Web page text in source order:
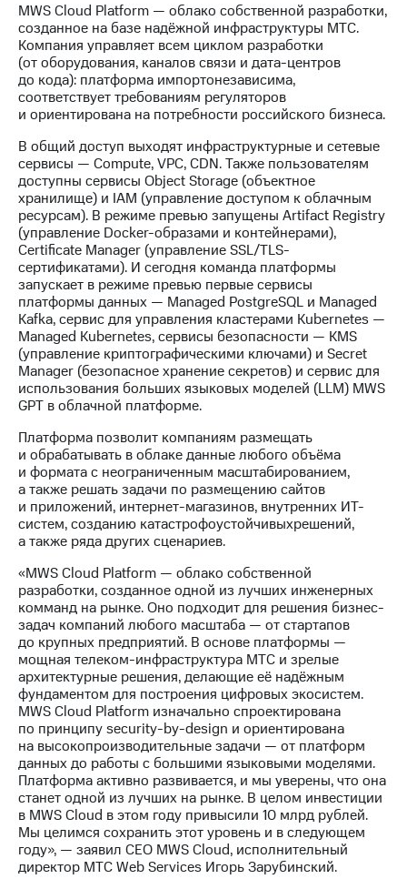
Интервью
Финансовая
отчетность
Контакты
Новости
в
регионе
и акционерам
Корпоративное
управление
Корпоративный
секретарь
Раскрытие
информации
Информация
акционерам
Документы
ПАО
"МТС"
Собрания
акционеров
Личный
кабинет
акционера
Акционерный
капитал
Контроль
и
аудит
Рынок
акций
Описание
Программа
приобретения
Порядок
выкупа
акций
Дивиденды
Рынок
облигаций
Описание
Еврооблигации-2023
MWS Cloud Platform — облако собственной разработки,
созданное на базе надёжной инфраструктуры МТС.
Компания управляет всем циклом разработки
(от оборудования, каналов связи и дата-центров
до кода): платформа импортонезависима,
соответствует требованиям регуляторов
и ориентирована на потребности российского бизнеса.
В общий доступ выходят инфраструктурные и сетевые
сервисы — Compute, VPC, CDN. Также пользователям
доступны сервисы Object Storage (объектное
хранилище) и IAM (управление доступом к облачным
ресурсам). В режиме превью запущены Artifact Registry
(управление Docker-образами и контейнерами),
Certificate Manager (управление SSL/TLS-
сертификатами). И сегодня команда платформы
запускает в режиме превью первые сервисы
платформы данных — Managed PostgreSQL и Managed
Kafka, сервис для управления кластерами Kubernetes —
Managed Kubernetes, сервисы безопасности — KMS
(управление криптографическими ключами) и Secret
Manager (безопасное хранение секретов) и сервис для
использования больших языковых моделей (LLM) MWS
GPT в облачной платформе.
Платформа позволит компаниям размещать
и обрабатывать в облаке данные любого объёма
и формата с неограниченным масштабированием,
а также решать задачи по размещению сайтов
и приложений, интернет-магазинов, внутренних ИТ-
систем, созданию катастрофоустойчивыхрешений,
а также ряда других сценариев.
«MWS Cloud Platform — облако собственной
разработки, созданное одной из лучших инженерных
комманд на рынке. Оно подходит для решения бизнес-
задач компаний любого масштаба — от стартапов
до крупных предприятий. В основе платформы —
мощная телеком-инфраструктура МТС и зрелые
архитектурные решения, делающие её надёжным
фундаментом для построения цифровых экосистем.
MWS Cloud Platform изначально спроектирована
по принципу security-by-design и ориентирована
на высокопроизводительные задачи — от платформ
данных до работы с большими языковыми моделями.
Платформа активно развивается, и мы уверены, что она
станет одной из лучших на рынке. В целом инвестиции
в MWS Cloud в этом году привысили 10 млрд рублей.
Мы целимся сохранить этот уровень и в следующем
году», — заявил CEO MWS Cloud, исполнительный
директор МТС Web Services Игорь Зарубинский.